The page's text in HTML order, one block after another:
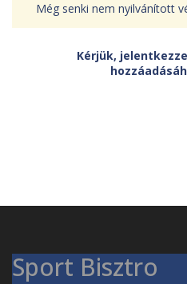
Még senki nem nyilvánított
Kérjük,
Sport Bisztro